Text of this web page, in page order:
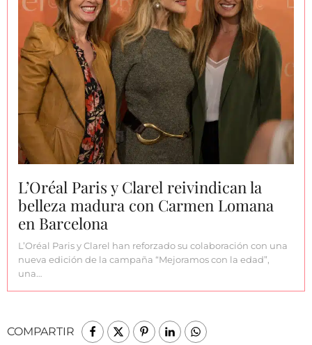
L’Oréal Paris y Clarel reivindican la
belleza madura con Carmen Lomana
en Barcelona
L’Oréal Paris y Clarel han reforzado su colaboración con una
nueva edición de la campaña “Mejoramos con la edad”,
una…
COMPARTIR